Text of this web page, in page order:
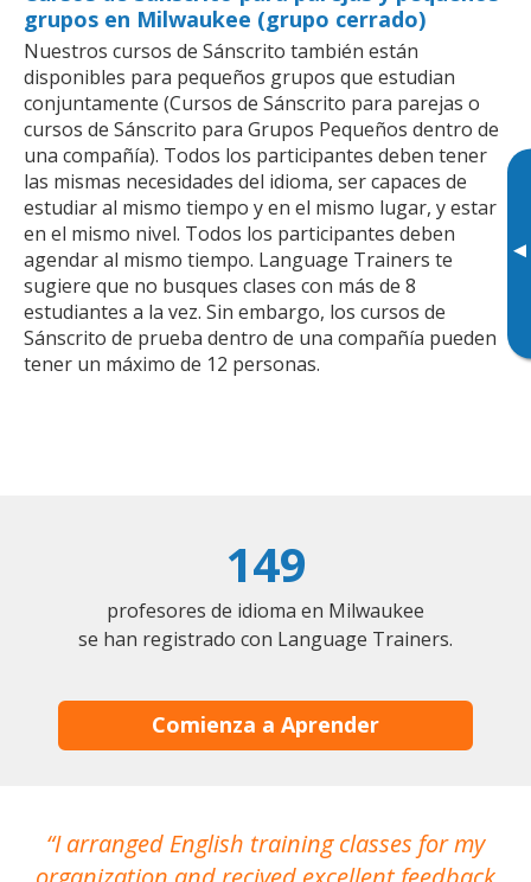
▸
grupos en Milwaukee (grupo cerrado)
Nuestros cursos de Sánscrito también están
disponibles para pequeños grupos que estudian
conjuntamente (Cursos de Sánscrito para parejas o
cursos de Sánscrito para Grupos Pequeños dentro de
una compañía). Todos los participantes deben tener
las mismas necesidades del idioma, ser capaces de
estudiar al mismo tiempo y en el mismo lugar, y estar
en el mismo nivel. Todos los participantes deben
agendar al mismo tiempo. Language Trainers te
sugiere que no busques clases con más de 8
estudiantes a la vez. Sin embargo, los cursos de
Sánscrito de prueba dentro de una compañía pueden
tener un máximo de 12 personas.
149
profesores de idioma en Milwaukee
se han registrado con Language Trainers.
Comienza a Aprender
I arranged English training classes for my